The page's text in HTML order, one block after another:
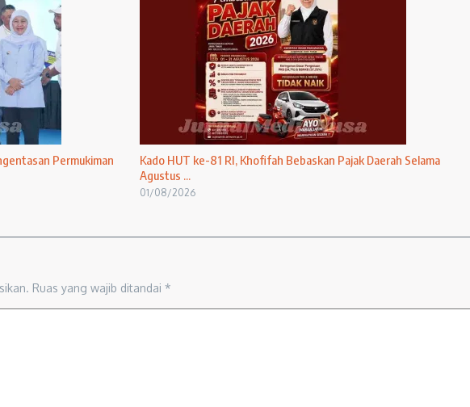
Permukiman
Kado HUT ke-81 RI, Khofifah Bebaskan Pajak Daerah Selama
Agustus ...
01/08/2026
Ruas yang wajib ditandai *